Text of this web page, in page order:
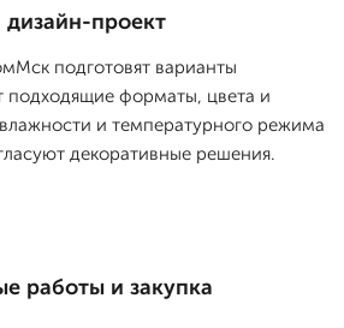
проект
подготовят варианты
подходящие форматы, цвета и
и температурного режима
декоративные решения.
работы и закупка